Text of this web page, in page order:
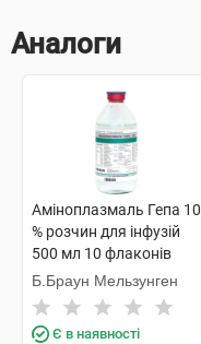
Аналоги
Аміноплазмаль Гепа 10
% розчин для інфузій
500 мл 10 флаконів
Б.Браун Мельзунген
Є в наявності